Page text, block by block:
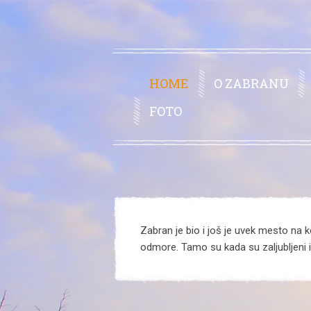
HOME
O ZABRANU
FOTO
Zabran je bio i još je uvek mesto na
odmore. Tamo su kada su zaljubljeni